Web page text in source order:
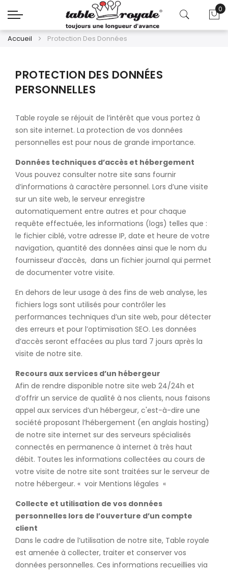
0
Accueil Protection Des Données
PROTECTION DES DONNÉES
PERSONNELLES
Table royale se réjouit de l’intérêt que vous portez à
son site internet. La protection de vos données
personnelles est pour nous de grande importance.
Données techniques d’accès et hébergement
Vous pouvez consulter notre site sans fournir
d’informations à caractère personnel. Lors d’une visite
sur un site web, le serveur enregistre
automatiquement entre autres et pour chaque
requête effectuée, les informations (logs) telles que :
le fichier ciblé, votre adresse IP, date et heure de votre
navigation, quantité des données ainsi que le nom du
fournisseur d’accès, dans un fichier journal qui permet
de documenter votre visite.
En dehors de leur usage à des fins de web analyse, les
fichiers logs sont utilisés pour contrôler les
performances techniques d’un site web, pour détecter
des erreurs et pour l’optimisation SEO. Les données
d’accès seront effacées au plus tard 7 jours après la
visite de notre site.
Recours aux services d’un hébergeur
Afin de rendre disponible notre site web 24/24h et
d’offrir un service de qualité à nos clients, nous faisons
appel aux services d’un hébergeur, c'est-à-dire une
société proposant l’hébergement (en anglais hosting)
de notre site internet sur des serveurs spécialisés
connectés en permanence à internet à très haut
débit. Toutes les informations collectées au cours de
votre visite de notre site sont traitées sur le serveur de
notre hébergeur. « voir Mentions légales «
Collecte et utilisation de vos données
personnelles lors de l’ouverture d’un compte
client
Dans le cadre de l’utilisation de notre site, Table royale
est amenée à collecter, traiter et conserver vos
données personnelles. Ces informations recueillies via